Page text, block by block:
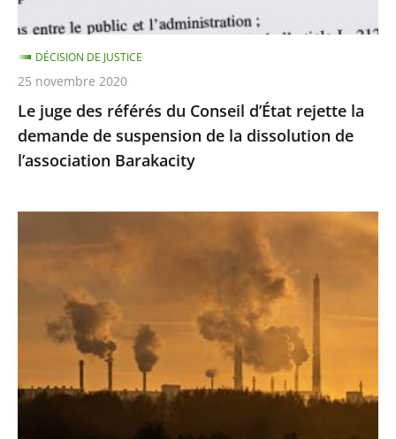
demande
de
suspension
de
la
dissolution
l’association
Le juge des référés du Conseil d’État rejette la
demande de suspension de la dissolution de
l’association Barakacity
DÉCISION DE JUSTICE
25 novembre 2020
de
effet
: